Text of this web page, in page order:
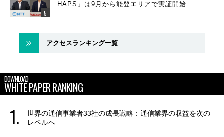
HAPS」は9月から能登エリアで実証開始
アクセスランキング一覧
DOWNLOAD
WHITE PAPER RANKING
世界の通信事業者33社の成長戦略：通信業界の収益を次の
レベルへ